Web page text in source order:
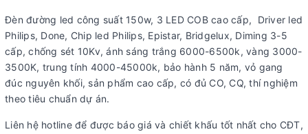
Đèn đường led công suất 150w, 3 LED COB cao cấp, Driver led
Philips, Done, Chip led Philips, Epistar, Bridgelux, Diming 3-5
cấp, chống sét 10Kv, ánh sáng trắng 6000-6500k, vàng 3000-
3500K, trung tính 4000-45000k, bảo hành 5 năm, vỏ gang
đúc nguyên khối, sản phẩm cao cấp, có đủ CO, CQ, thí nghiệm
theo tiêu chuẩn dự án.
Liên hệ hotline để được báo giá và chiết khấu tốt nhất cho CĐT,